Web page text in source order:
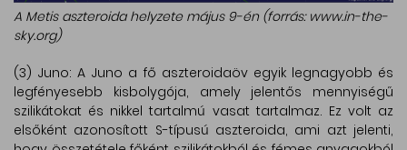
A Metis aszteroida helyzete május 9-én (forrás: www.in-the-
sky.org)
(3) Juno: A Juno a fő aszteroidaöv egyik legnagyobb és
legfényesebb kisbolygója, amely jelentős mennyiségű
szilikátokat és nikkel tartalmú vasat tartalmaz. Ez volt az
elsőként azonosított S-típusú aszteroida, ami azt jelenti,